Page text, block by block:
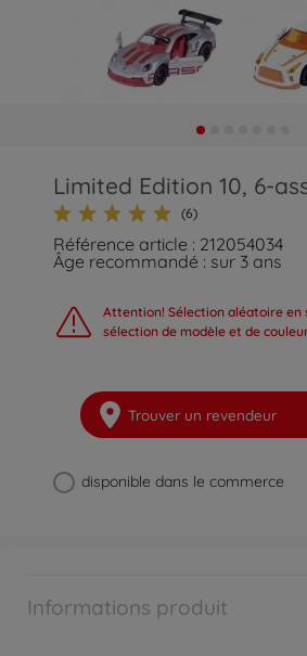
Limited Edition 10, 6-
(6)
Référence article : 212054034
Âge recommandé : sur 3 ans
Attention! Sélection aléatoire en
sélection de modèle et de
Trouver un revendeur
disponible dans le commerce
Informations produit